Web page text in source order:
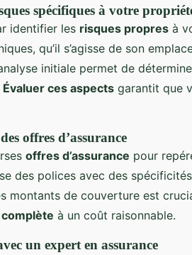
spécifiques à votre
identifier les risques propres à
qu’il s’agisse de son
initiale permet de
Évaluer ces aspects garantit que
offres d’assurance
offres d’assurance pour
des polices avec des
montants de couverture est
à un coût raisonnable.
un expert en assurance